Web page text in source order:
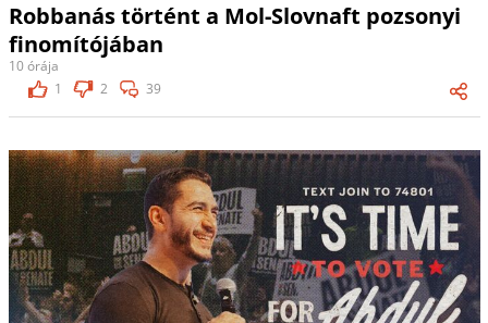
Robbanás történt a Mol-Slovnaft pozsonyi
finomítójában
10 órája
1
2 39